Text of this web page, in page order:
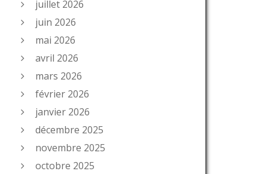
juillet 2026
juin 2026
mai 2026
avril 2026
mars 2026
février 2026
janvier 2026
décembre 2025
novembre 2025
octobre 2025